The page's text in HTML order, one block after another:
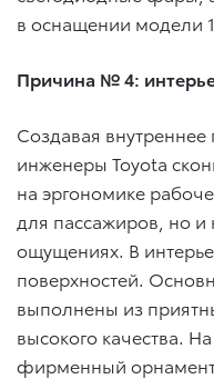
в оснащении модели
Причина № 4:
Создавая внутреннее
инженеры Toyota
на эргономике
для пассажиров, но и
ощущениях. В
поверхностей.
выполнены из
высокого качества.
фирменный